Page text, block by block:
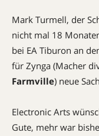
Mark Turmell, der
nicht mal 18
bei EA Tiburon an
für Zynga (Macher
Farmville) neue
Electronic Arts
Gute, mehr war